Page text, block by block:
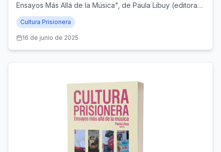
Ensayos Más Allá de la Música", de Paula Libuy (editora),
y publicado por Santiago Ander Editorial (Santiago de
Chile, 2024)
Cultura Prisionera
16 de junio de 2025